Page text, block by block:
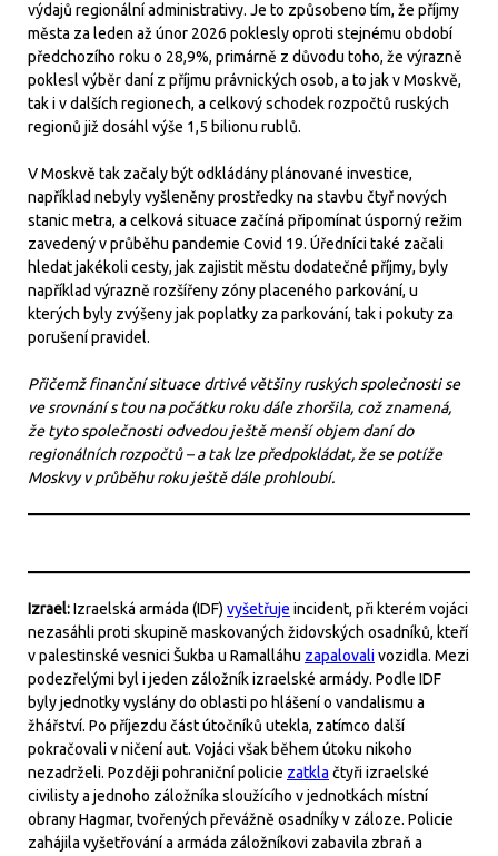
výdajů regionální administrativy. Je to způsobeno tím, že příjmy
města za leden až únor 2026 poklesly oproti stejnému období
předchozího roku o 28,9%, primárně z důvodu toho, že výrazně
poklesl výběr daní z příjmu právnických osob, a to jak v Moskvě,
tak i v dalších regionech, a celkový schodek rozpočtů ruských
regionů již dosáhl výše 1,5 bilionu rublů.
V Moskvě tak začaly být odkládány plánované investice,
například nebyly vyšleněny prostředky na stavbu čtyř nových
stanic metra, a celková situace začíná připomínat úsporný režim
zavedený v průběhu pandemie Covid 19. Úředníci také začali
hledat jakékoli cesty, jak zajistit městu dodatečné příjmy, byly
například výrazně rozšířeny zóny placeného parkování, u
kterých byly zvýšeny jak poplatky za parkování, tak i pokuty za
porušení pravidel.
Přičemž finanční situace drtivé většiny ruských společnosti se
ve srovnání s tou na počátku roku dále zhoršila, což znamená,
že tyto společnosti odvedou ještě menší objem daní do
regionálních rozpočtů – a tak lze předpokládat, že se potíže
Moskvy v průběhu roku ještě dále prohloubí.
Izrael:Izraelská armáda (IDF) vyšetřuje incident, při kterém vojáci
nezasáhli proti skupině maskovaných židovských osadníků, kteří
v palestinské vesnici Šukba u Ramalláhu zapalovalivozidla. Mezi
podezřelými byl i jeden záložník izraelské armády. Podle IDF
byly jednotky vyslány do oblasti po hlášení o vandalismu a
žhářství. Po příjezdu část útočníků utekla, zatímco další
pokračovali v ničení aut. Vojáci však během útoku nikoho
nezadrželi. Později pohraniční policie zatkla čtyři izraelské
civilisty a jednoho záložníka sloužícího v jednotkách místní
obrany Hagmar, tvořených převážně osadníky v záloze. Policie
zahájila vyšetřování a armáda záložníkovi zabavila zbraň a